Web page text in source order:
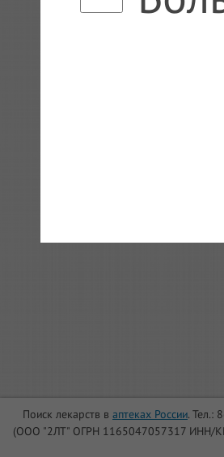
Поиск лекарств в аптеках России. Тел.:
(ООО "2ЛТ" ОГРН 1165047057317 ИНН/